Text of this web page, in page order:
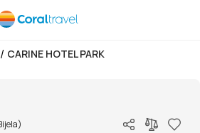
/ CARINE HOTEL PARK